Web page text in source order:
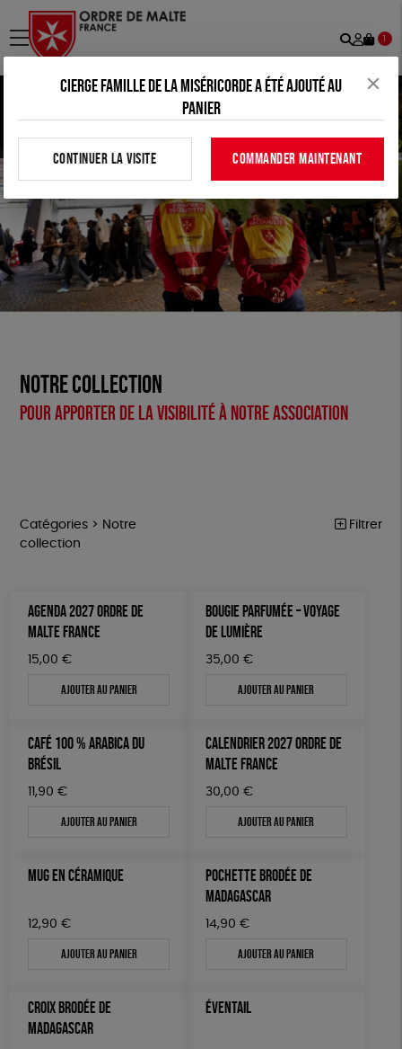
menu
Mon
1
Notre collection
Pour apporter de la visibilité à notre association
Catégories > Notre
collection
Filtrer
ACCESSOIRES
MAISON
BIEN-ÊTRE
PAPETERIE
LIVRES
Par défaut
Nouveauté
Prix : du - cher au + cher
Disponibilité
Prix
50 € - 100 €
150 € - 200 €
Plus de 200€
Couleur
Mots clés
Fairtrade Biodégradable
FSC PEFC
Fabriqué en Espagne ESAT
AGENDA 2027 ORDRE DE
MALTE FRANCE
15,00 €
Ajouter au panier
BOUGIE PARFUMÉE – VOYAGE
DE LUMIÈRE
35,00 €
Ajouter au panier
CAFÉ 100 % ARABICA DU
BRÉSIL
11,90 €
Ajouter au panier
CALENDRIER 2027 ORDRE DE
MALTE FRANCE
30,00 €
Ajouter au panier
MUG EN CÉRAMIQUE
12,90 €
Ajouter au panier
POCHETTE BRODÉE DE
MADAGASCAR
14,90 €
Ajouter au panier
CROIX BRODÉE DE
MADAGASCAR
ÉVENTAIL
Cierge Famille de la Miséricorde a été ajouté au
panier
CONTINUER LA VISITE COMMANDER MAINTENANT